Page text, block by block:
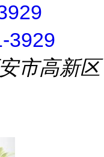
3929
市高新区